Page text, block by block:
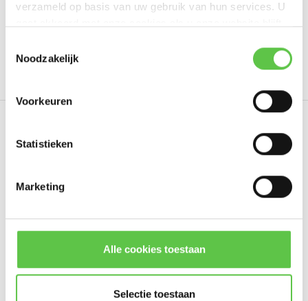
verzameld op basis van uw gebruik van hun services. U
Noodzakelijk
Voorkeuren
Statistieken
Marketing
Alle cookies toestaan
Selectie toestaan
Tags
3 jaar LIC-MS350-
Abonneer
* Lees hier de wettelijke beperkingen